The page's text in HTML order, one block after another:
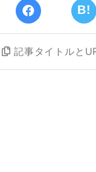
記事タイトルと